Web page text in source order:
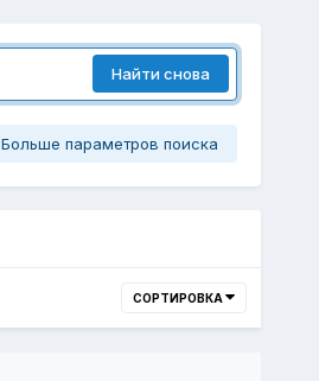
Найти снова
Больше параметров поиска
СОРТИРОВКА